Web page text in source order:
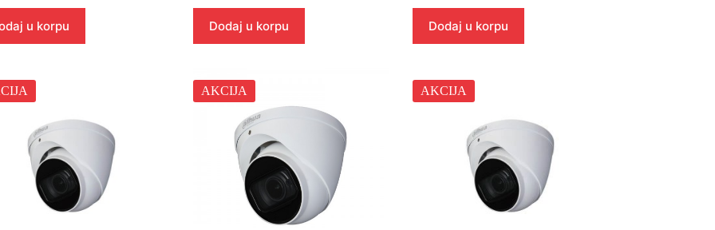
bila:
7.762 rsd.
6.597 rsd.
u korpu
bila:
11.664 rsd.
9.914 rsd.
Dodaj u korpu
8.784 rsd.
Dodaj u korpu
AKCIJA AKCIJA